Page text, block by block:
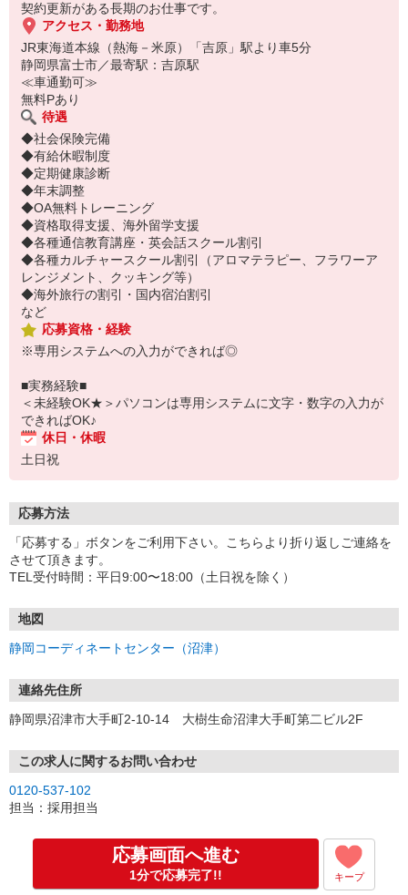
契約更新がある長期のお仕事です。
アクセス・勤務地
JR東海道本線（熱海－米原）「吉原」駅より車5分
静岡県富士市／最寄駅：吉原駅
≪車通勤可≫
無料Pあり
待遇
◆社会保険完備
◆有給休暇制度
◆定期健康診断
◆年末調整
◆OA無料トレーニング
◆資格取得支援、海外留学支援
◆各種通信教育講座・英会話スクール割引
◆各種カルチャースクール割引（アロマテラピー、フラワーア
レンジメント、クッキング等）
◆海外旅行の割引・国内宿泊割引
など
応募資格・経験
※専用システムへの入力ができれば◎
■実務経験■
＜未経験OK★＞パソコンは専用システムに文字・数字の入力が
できればOK♪
休日・休暇
土日祝
応募方法
「応募する」ボタンをご利用下さい。こちらより折り返しご連絡を
させて頂きます。
TEL受付時間：平日9:00〜18:00（土日祝を除く）
地図
静岡コーディネートセンター（沼津）
連絡先住所
静岡県沼津市大手町2-10-14 大樹生命沼津大手町第二ビル2F
この求人に関するお問い合わせ
0120-537-102
担当：採用担当
応募画面へ進む
1分で応募完了!! キープ